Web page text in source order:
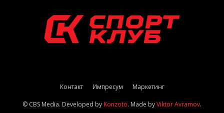
Контакт Импресум Маркетинг
© CBS Media. Developed byKonzoto. Made byViktor Avramov.